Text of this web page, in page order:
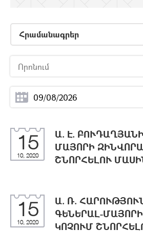
Հրամանագրեր
15
10, 2020
Ա. Է.
ՄԱՅՈՐԻ
ՇՆՈՐՀԵԼՈՒ
15
10, 2020
Ա. Ռ.
ԳԵՆԵՐԱԼ-
ԿՈՉՈՒՄ